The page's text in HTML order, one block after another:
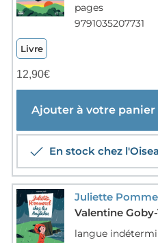
pages
9791035207731
Livre
12,90€
Ajouter à votre panier
En stock chez
Valentine
langue